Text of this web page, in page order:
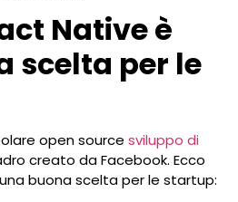
Native è
scelta per le
open source sviluppo di
creato da Facebook. Ecco
buona scelta per le startup: